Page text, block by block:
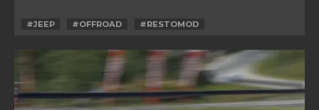
#JEEP #OFFROAD #RESTOMOD